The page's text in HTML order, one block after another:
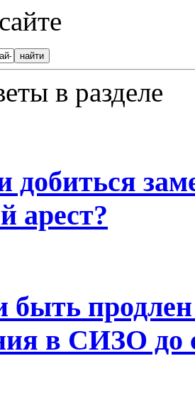
в разделе
добиться
арест?
в СИЗО до